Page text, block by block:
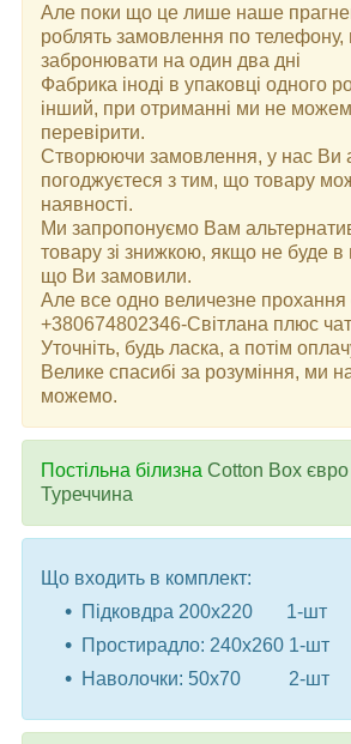
Але поки що це лише наше
роблять замовлення по телефону,
забронювати на один два дні
Фабрика іноді в упаковці одного
інший, при отриманні ми не
перевірити.
Створюючи замовлення, у нас Ви
погоджуєтеся з тим, що товару
наявності.
Ми запропонуємо Вам
товару зі знижкою, якщо не буде в
що Ви замовили.
Але все одно величезне прохання
+380674802346-Світлана плюс чат
Уточніть, будь ласка, а потім
Велике спасибі за розуміння, ми
можемо.
Постільна білизна Cotton Box євро
Туреччина
Що входить в комплект:
Підковдра 200x220 1-шт
Простирадло: 240x260 1-шт
Наволочки: 50x70 2-шт